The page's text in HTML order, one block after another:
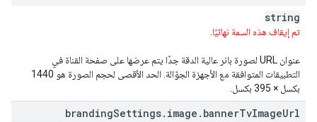
string
تم إيقاف هذه السمة نهائيًا.
عنوان URL لصورة بانر عالية الدقة جدًا يتم عرضها على صفحة القناة في
التطبيقات المتوافقة مع الأجهزة الجوّالة. الحد الأقصى لحجم الصورة هو 1440
بكسل × 395 بكسل.
brandingSettings. image . bannerTvImageUrl